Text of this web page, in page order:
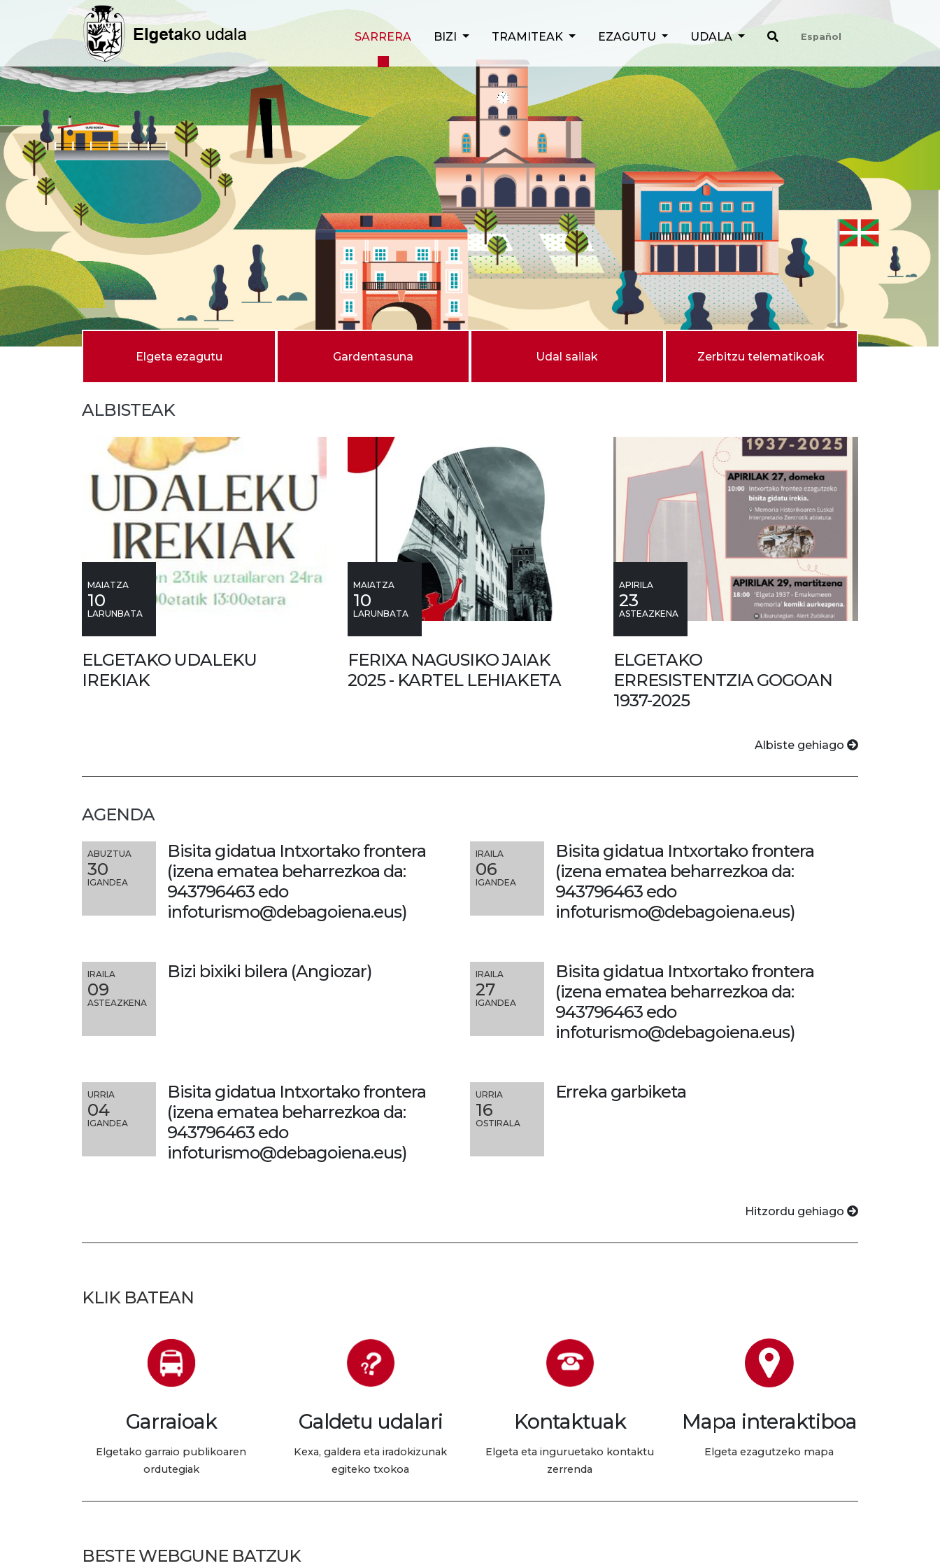
SARRERA BIZI TRAMITEAK EZAGUTU UDALA Español
Elgeta ezagutu Gardentasuna Udal sailak Zerbitzu telematikoak
ALBISTEAK
MAIATZA
10
LARUNBATA
ELGETAKO UDALEKU
IREKIAK
MAIATZA
10
LARUNBATA
FERIXA NAGUSIKO JAIAK
2025 - KARTEL LEHIAKETA
APIRILA
23
ASTEAZKENA
ELGETAKO
ERRESISTENTZIA GOGOAN
1937-2025
Albiste gehiago
AGENDA
ABUZTUA
30
IGANDEA
Bisita gidatua Intxortako frontera
(izena ematea beharrezkoa da:
943796463 edo
infoturismo@debagoiena.eus)
IRAILA
06
IGANDEA
Bisita gidatua Intxortako frontera
(izena ematea beharrezkoa da:
943796463 edo
infoturismo@debagoiena.eus)
IRAILA
09
ASTEAZKENA
Bizi bixiki bilera (Angiozar) IRAILA
27
IGANDEA
Bisita gidatua Intxortako frontera
(izena ematea beharrezkoa da:
943796463 edo
infoturismo@debagoiena.eus)
URRIA
04
IGANDEA
Bisita gidatua Intxortako frontera
(izena ematea beharrezkoa da:
943796463 edo
infoturismo@debagoiena.eus)
URRIA
16
OSTIRALA
Erreka garbiketa
Hitzordu gehiago
KLIK BATEAN
Garraioak
Elgetako garraio publikoaren
ordutegiak
Galdetu udalari
Kexa, galdera eta iradokizunak
egiteko txokoa
Kontaktuak
Elgeta eta inguruetako kontaktu
zerrenda
Mapa interaktiboa
Elgeta ezagutzeko mapa
BESTE WEBGUNE BATZUK